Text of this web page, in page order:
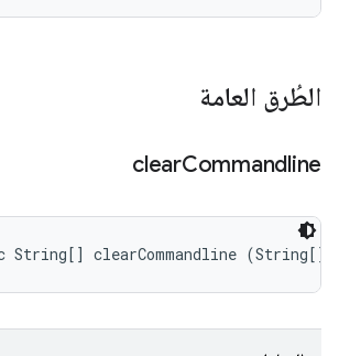
الطُرق العامة
clearCommandline
clearCommandline (String[]